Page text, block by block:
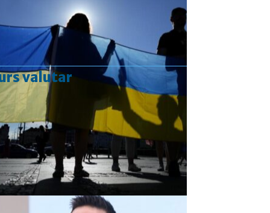
valutar
Curs valutar: 07 Aug 2026
EUR: 5,2554 RON
+0,0041 ▲
USD
: 4,5584 RON
+0,0077 ▲
CHF: 5,6244 RON
+0,0023 ▲
GBP
: 6,1277 RON
+0,0041 ▲
Convertor valutar